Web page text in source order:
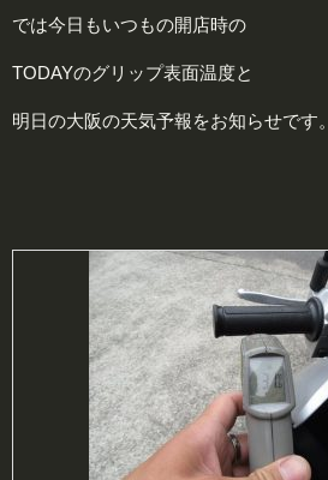
では今日もいつもの開店時の
TODAYのグリップ表面温度と
明日の大阪の天気予報をお知らせです。